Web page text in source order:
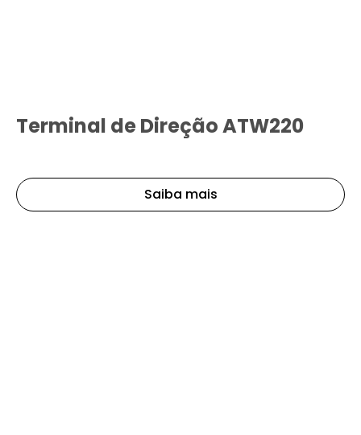
Terminal de Direção ATW220
Saiba mais